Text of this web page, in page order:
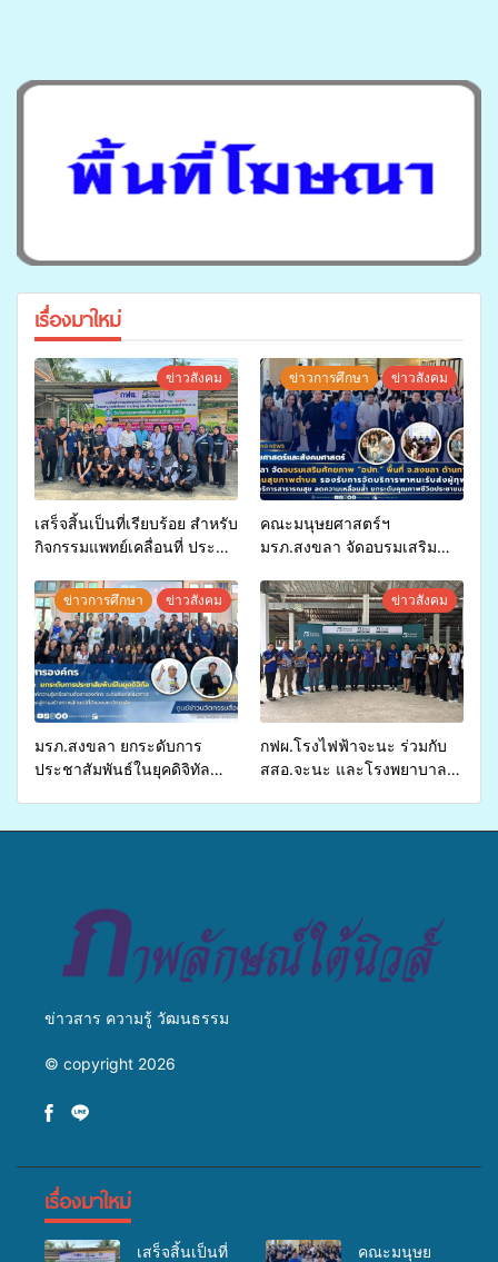
เรื่องมาใหม่
ข่าวสังคม
เสร็จสิ้นเป็นที่เรียบร้อย สำหรับ
กิจกรรมแพทย์เคลื่อนที่ ประจำ
สุขภาพแก่ประชาชนในพื้นที่
อำเภอจะนะ
ข่าวการศึกษา ข่าวสังคม
คณะมนุษยศาสตร์ฯ
มรภ.สงขลา จัดอบรมเสริม
จ่ายงบกองทุนสุขภาพตำบล
รองรับการจัดบริการพาหนะรับ
ส่งผู้ทุพพลภาพเพื่อเข้ารับ
บริการสาธารณสุข ลดความ
เหลื่อมล้ำ ยกระดับคุณภาพ
ชีวิตประชาชนอย่างยั่งยืน
ข่าวการศึกษา ข่าวสังคม
มรภ.สงขลา ยกระดับการ
ประชาสัมพันธ์ในยุคดิจิทัล
ข่าวสังคม
กฟผ.โรงไฟฟ้าจะนะ ร่วมกับ
สสอ.จะนะ และโรงพยาบาล
ข่าวสาร ความรู้ วัฒนธรรม
© copyright 2026
เรื่องมาใหม่
เสร็จสิ้นเป็นที่ คณะมนุษย